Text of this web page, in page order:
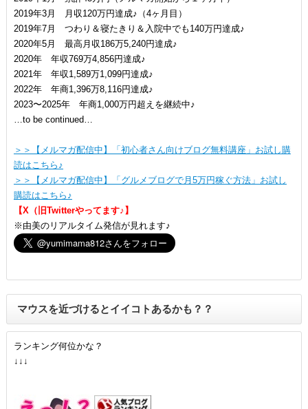
2019年3月 月収120万円達成♪（4ヶ月目）
2019年7月 つわり＆寝たきり＆入院中でも140万円達成♪
2020年5月 最高月収186万5,240円達成♪
2020年 年収769万4,856円達成♪
2021年 年収1,589万1,099円達成♪
2022年 年商1,396万8,116円達成♪
2023〜2025年 年商1,000万円超えを継続中♪
…to be continued…
＞＞【メルマガ配信中】「初心者さん向けブログ無料講座」お試し購
読はこちら♪
＞＞【メルマガ配信中】「グルメブログで月5万円稼ぐ方法」お試し
購読はこちら♪
【X（旧Twitterやってます♪】
※由美のリアルタイム発信が見れます♪
マウスを近づけるとイイコトあるかも？？
ランキング何位かな？
↓↓↓